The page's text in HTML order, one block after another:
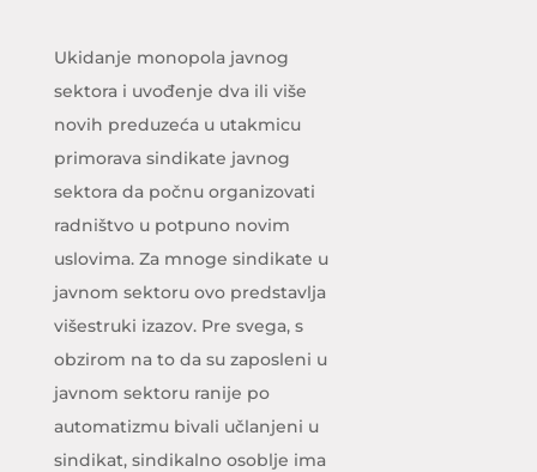
Ukidanje monopola javnog
sektora i uvođenje dva ili više
novih preduzeća u utakmicu
primorava sindikate javnog
sektora da počnu organizovati
radništvo u potpuno novim
uslovima. Za mnoge sindikate u
javnom sektoru ovo predstavlja
višestruki izazov. Pre svega, s
obzirom na to da su zaposleni u
javnom sektoru ranije po
automatizmu bivali učlanjeni u
sindikat, sindikalno osoblje ima